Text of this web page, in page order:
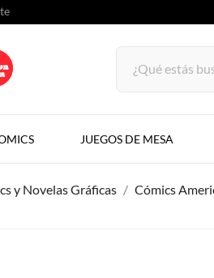
JUEGOS DE MESA
y Novelas Gráficas Cómics